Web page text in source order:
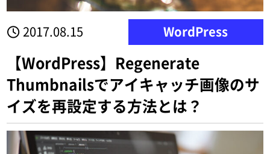
2017.08.15 WordPress
【WordPress】Regenerate
Thumbnailsでアイキャッチ画像のサ
イズを再設定する方法とは？